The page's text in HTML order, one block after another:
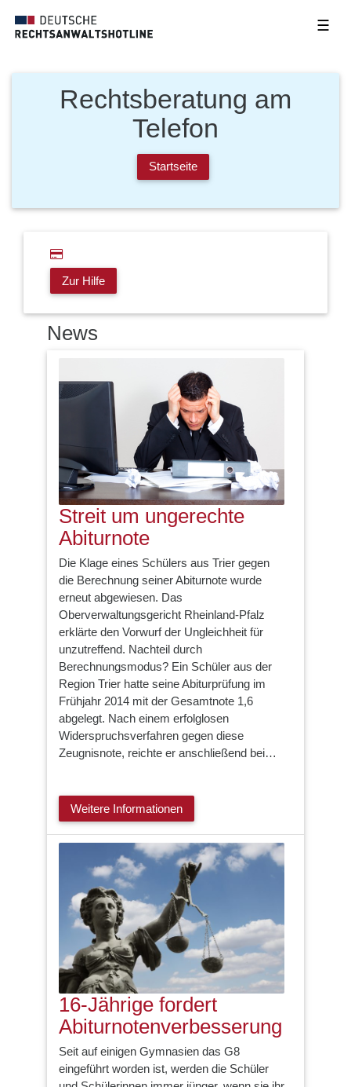
☰
Rechtsberatung am
Telefon
Startseite
Zur Hilfe
News
Streit um ungerechte
Abiturnote
Die Klage eines Schülers aus Trier gegen
die Berechnung seiner Abiturnote wurde
erneut abgewiesen. Das
Oberverwaltungsgericht Rheinland-Pfalz
erklärte den Vorwurf der Ungleichheit für
unzutreffend. Nachteil durch
Berechnungsmodus? Ein Schüler aus der
Region Trier hatte seine Abiturprüfung im
Frühjahr 2014 mit der Gesamtnote 1,6
abgelegt. Nach einem erfolglosen
Widerspruchsverfahren gegen diese
Zeugnisnote, reichte er anschließend bei…
Weitere Informationen
16-Jährige fordert
Abiturnotenverbesserung
Seit auf einigen Gymnasien das G8
eingeführt worden ist, werden die Schüler